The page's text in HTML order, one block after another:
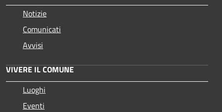
Notizie
Comunicati
Avvisi
VIVERE IL COMUNE
Luoghi
Eventi